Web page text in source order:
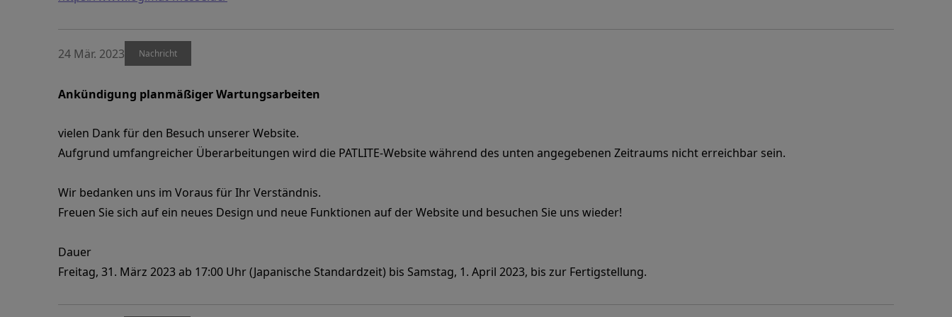
24 Mär. 2023 Nachricht
Ankündigung planmäßiger Wartungsarbeiten
vielen Dank für den Besuch unserer Website.
Aufgrund umfangreicher Überarbeitungen wird die PATLITE-Website während des unten angegebenen Zeitraums nicht erreichbar sein.
Wir bedanken uns im Voraus für Ihr Verständnis.
Freuen Sie sich auf ein neues Design und neue Funktionen auf der Website und besuchen Sie uns wieder!
Dauer
Freitag, 31. März 2023 ab 17:00 Uhr (Japanische Standardzeit) bis Samstag, 1. April 2023, bis zur Fertigstellung.